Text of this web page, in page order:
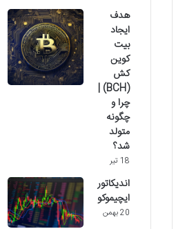
هدف
ایجاد
بیت
کوین
کش
(BCH) |
چرا و
چگونه
متولد
شد؟
18 تیر
اندیکاتور
ایچیموکو
20 بهمن